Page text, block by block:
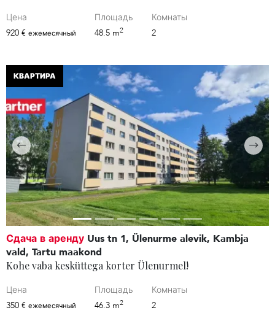
Цена
920 € ежемесячный
Площадь
48.5 m2
Комнаты
2
КВАРТИРА
Сдача в аренду Uus tn 1, Ülenurme alevik, Kambja
vald, Tartu maakond
Kohe vaba kesküttega korter Ülenurmel!
Цена
350 € ежемесячный
Площадь
46.3 m2
Комнаты
2